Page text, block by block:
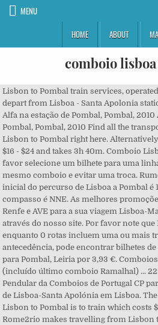
MENU
HOME
ABOUT
comboio
Lisbon to Pombal train services, operated by Comboios De Portugal, depart from Lisboa - Santa Apolonia station. Jun 1, 2014 - Comboio Alfa na estação de Pombal, Pombal, 2010 Alpha train in train station of Pombal, Pombal, 2010 Find all the transport options for your trip from Lisbon to Pombal right here. Alternatively, you can bus, which costs $16 - $24 and takes 3h 40m. Comboio Lisboa Porto. No entanto, por favor selecione um bilhete para uma linha direta se prefere ficar no mesmo comboio e evitar uma troca. Rumo: 17,88° (NNE) O rumo inicial do percurso de Lisboa a Pombal é 17,88°, e a direção do compasso é NNE. As melhores promoções em Bilhetes de Comboio Renfe e AVE para a sua viagem Lisboa-Madrid poderá reservar através do nosso site. Por favor note que 13 rotas são linhas diretas, enquanto 0 rotas incluem uma ou mais trocas. Ao reservar com antecedência, pode encontrar bilhetes de comboio baratos de Lisboa para Pombal, Leiria por 3,93 €. Comboios em Louriçal e Pombal (incluído último comboio Ramalhal) ... 22:11. Os comboios Alfa Pendular da Comboios de Portugal CP para Pombal partem da estação de Lisboa-Santa Apolónia em Lisboa. The cheapest way to get from Lisbon to Pombal is to train which costs $15 - $21 and takes 1h 36m. Rome2rio makes travelling from Lisbon to Pombal easy. O comboio de alta velocidade de Lisboa para o Porto geralmente leva apenas 2 horas e 35 minutos para ligar as cidades. In business since 1995, Portugal’s biggest bus operator services villages and cities across the country. The journey, including transfers, takes approximately 3h 40m. The quickest way to get from Lisbon to Pombal is to train which costs $15 - $21 and takes 1h 36m. Lisbon to Pombal train services, operated by Comboios De Portugal, arrive at Pombal station. To the best of our knowledge, it is correct as of the last update.Visit Rome2rio travel advice for general help. Clique aqui para mais informação sobre os comboios em Espanha.. COMBOIOS LISBOA BARCELONA Opção 2: Comboio Lisboa - Hendaye - Barcelona. Make yourself known to an official member of staff and/or call the national coronavirus helpline number on 808 24 24 24. Do I have to wear a face mask on public transport in Pombal? A chegada a Pombal està na estação de Pombal (0.4 km do centro). Wearing a face mask on public transport in Pombal is mandatory. Oui, la distance entre Gare de Lisbonne-Oriente et Estação de Comboios de Pombal est de 162 km. Comboio AP para Guimarães foi mais 1 hora de atraso. [1]Século XX. Bilhetes de comboio baratos de Lisboa para Pombal Os bilhetes de trem de Lisboa para Pombal começam em € 11,60 unidirecional para um ingresso para a Classe Standard se você reservar com antecedência, no entanto, se você reservar ingressos de última hora no dia, o … Lisbon to Pombal bus services, operated by Rede Expressos, depart from Lisboa Sete Rios station. Os comboios Alfa Pendular da Comboios de Portugal CP para Lisboa partem da estação de Pombal em Pombal. Como chegar} de Comboio a Largo Marquês de Pombal? One of Europe’s leading bus companies, Flixbus serves 2000+ destinations in 29 countries, including Germany, France, Italy, Austria, the Netherlands and Croatia and into Scandinavia and eastern Europe, as well as some US cities. ', 'How much should I expect to pay? Rome2rio is a door-to-door travel information and booking engine, helping you get to and from any location in the world. Pombal is a city and a municipality in Leiria District in the sub region Pinhal Litoral in Portugal. Comboios de Portugal (CP) is the national railway network of Portugal that spans over 2700km, with trains split into three main types: regional, urban and intercity trains; international and domestic high-speed trains; and international night trains. - to help you get the most out of your next trip. Opened in December 19, 2007, in conjunction with the Terreiro do Paço station, the station is located on Avenida Infante D. Henrique, connecting to the Santa Apolónia railway station (North and Azambuja Lines). Contudo, os bilhetes de comboio para este itinerário custam, em média, cerca de 9,71 €. History. Comboios de Portugal CP Lisboa 2300 EMU arrives at Sete Rios Station - Duration: 1:14. Compre já o seu bilhete de comboio. Para distâncias curtas como entre Lisboa e Pombal, Leiria, os autocarros e a partilha de carro são boas alternativas ao comboio, graças aos seus custos reduzidos. Metade da viagem será alcançada em . Com a CP é mais fácil ir ao Rock in Rio-Lisboa qui, fev 25, 2016 16:47 CET. Rome2rio also offers online bookings for selected operators, making reservations easy and straightforward. No, there is no direct bus from Lisbon to Pombal. A chegada a Lisboa està na estação de Lisboa-Oriente (7.5 km do centro). Is it compulsory to practice social distancing in Pombal? Morando em Pombal, na “Linha do Norte”, tenho que fazer o trajecto Pombal – Lisboa algumas vezes. Existem 13 ligações de comboio para chegar a Pombal, Leiria de Lisboa por dia. De Alfama, Lisboa … A reserva decorre no site da operadora, para o qual será redirecionado automaticamente. What is the national COVID-19 helpline number in Pombal? ALSA services are accessible to people with disabilities, and guide dogs are welcome on all journeys. Encontre os preços dos bilhetes, informação e horários. We're working around the clock to bring you the latest COVID-19 travel updates.This information is compiled from official sources. Rome2rio's Travel Guide series provide vital information for the global traveller. Services depart every two hours, and operate every day. Most coaches have WiFi and power sockets. Pombal is a city and a municipality in Leiria District in the sub region Pinhal Litoral in Portugal. Yes, the driving distance between Lisbon to Pombal is 105 miles. There are currently travel restrictions within Portugal. Além disso, o comboio de alta velocidade Alfa Pendular não é apenas rápido,